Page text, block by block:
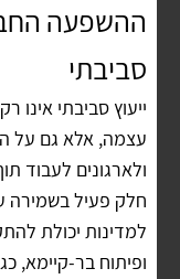
ההשפעה
סביבתי
ייעוץ סביבתי אינו
עצמה, אלא גם על
ולארגונים לעבוד
חלק פעיל בשמירה
למדינות יכולת
ופיתוח בר-קיימא,